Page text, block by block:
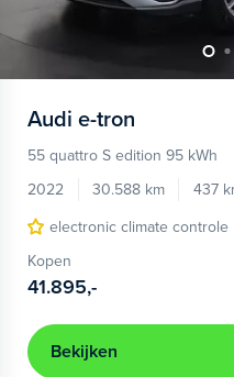
Audi e-tron
55 quattro S edition 95 kWh
2022
30.588 km 437
electronic climate controle
Kopen
41.895,-
Bekijken